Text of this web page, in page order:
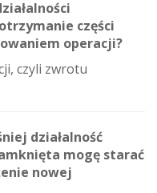
części
operacji?
czyli zwrotu
działalność
mogę starać
nowej